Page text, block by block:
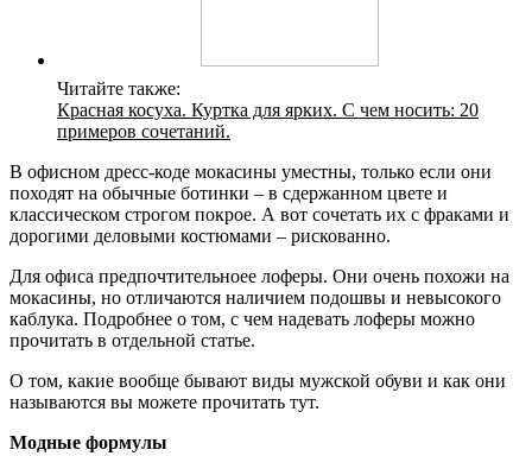
Читайте также:
Красная косуха. Куртка для ярких. С чем носить: 20
примеров сочетаний.
В офисном дресс-коде мокасины уместны, только если они
походят на обычные ботинки – в сдержанном цвете и
классическом строгом покрое. А вот сочетать их с фраками и
дорогими деловыми костюмами – рискованно.
Для офиса предпочтительноее лоферы. Они очень похожи на
мокасины, но отличаются наличием подошвы и невысокого
каблука. Подробнее о том, с чем надевать лоферы можно
прочитать в отдельной статье.
О том, какие вообще бывают виды мужской обуви и как они
называются вы можете прочитать тут.
Модные формулы